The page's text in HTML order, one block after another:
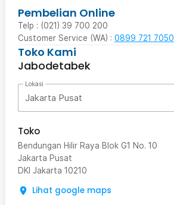
Pembelian Online
Telp : (021) 39 700 200
Customer Service (WA) : 0899 721 7050
Toko Kami
Jabodetabek
Lokasi
Jakarta Pusat
Toko
Bendungan Hilir Raya Blok G1 No. 10
Jakarta Pusat
DKI Jakarta 10210
Lihat google maps